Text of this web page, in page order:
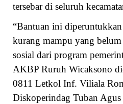
tersebar di seluruh
“Bantuan ini
kurang mampu yang
sosial dari program
AKBP Ruruh Wicaksono
0811 Letkol Inf. Viliala
Diskoperindag Tuban